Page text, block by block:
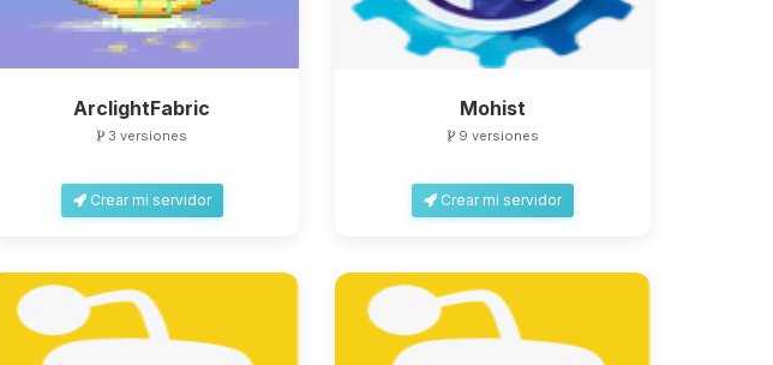
ArclightFabric
3 versiones
Crear mi servidor
Mohist
9 versiones
Crear mi servidor